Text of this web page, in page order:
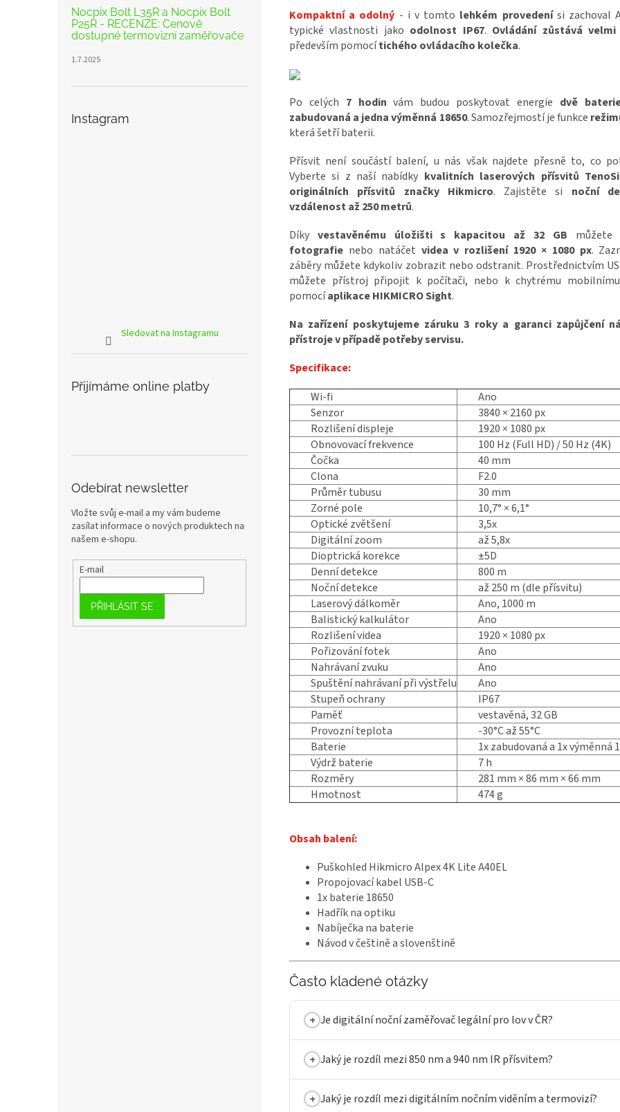
Nocpix Bolt L35R a Nocpix Bolt
P25R - RECENZE: Cenově
dostupné termovizní zaměřovače
1.7.2025
Instagram
Sledovat na Instagramu
Přijímáme online platby
Odebírat newsletter
Vložte svůj e-mail a my vám budeme
zasílat informace o nových produktech na
našem e-shopu.
E-mail
PŘIHLÁSIT SE
Kompaktní a odolný - i v tomto lehkém provedenísi zachoval
typické vlastnosti jako odolnost IP67. Ovládání zůstává
především pomocítichého ovládacího kolečka.
Po celých 7 hodin vám budou poskytovat energie dvě
zabudovaná a jedna výměnná 18650. Samozřejmostí je funkce
která šetří baterii.
Přísvit není součástí balení, u nás však najdete přesně to, co
Vyberte si z naší nabídky kvalitních laserových přísvitů
originálních přísvitů značky Hikmicro. Zajistěte si noční
vzdálenost až 250 metrů.
Díky vestavěnému úložišti s kapacitou až 32 GB můžete
fotografie nebo natáčet videa v rozlišení 1920 × 1080 px.
záběry můžete kdykoliv zobrazit nebo odstranit. Prostřednictvím
můžete přístroj připojit k počítači, nebo k chytrému
pomocíaplikace HIKMICRO Sight.
Na zařízení poskytujeme záruku 3 roky a garanci zapůjčení
přístroje v případě potřeby servisu.
Specifikace:
Wi-fi
Ano
Senzor
3840 × 2160 px
Rozlišení displeje
1920 × 1080 px
Obnovovací frekvence
100 Hz (Full HD) / 50 Hz (4K)
Čočka
40 mm
Clona
F2.0
Průměr tubusu
30 mm
Zorné pole
10,7° × 6,1°
Optické zvětšení
3,5x
Digitální zoom
až 5,8x
Dioptrická korekce
±5D
Denní detekce
800 m
Noční detekce
až 250 m (dle přísvitu)
Laserový dálkoměr
Ano, 1000 m
Balistický kalkulátor
Ano
Rozlišení videa
1920 × 1080 px
Pořizování fotek
Ano
Nahrávaní zvuku
Ano
Spuštění nahrávaní při výstřelu
Ano
Stupeň ochrany
IP67
Paměť
vestavěná, 32 GB
Provozní teplota
-30°C až 55°C
Baterie
1x zabudovaná a 1x výměnná
Výdrž baterie
7 h
Rozměry
281 mm × 86 mm × 66 mm
Hmotnost
474 g
Obsah balení:
Puškohled Hikmicro Alpex 4K Lite A40EL
Propojovací kabel USB-C
1x baterie 18650
Hadřík na optiku
Nabíječka na baterie
Návod v češtině a slovenštině
Často kladené otázky
Je digitální noční zaměřovač legální pro lov v ČR?
Jaký je rozdíl mezi 850 nm a 940 nm IR přísvitem?
Jaký je rozdíl mezi digitálním nočním viděním a termovizí?